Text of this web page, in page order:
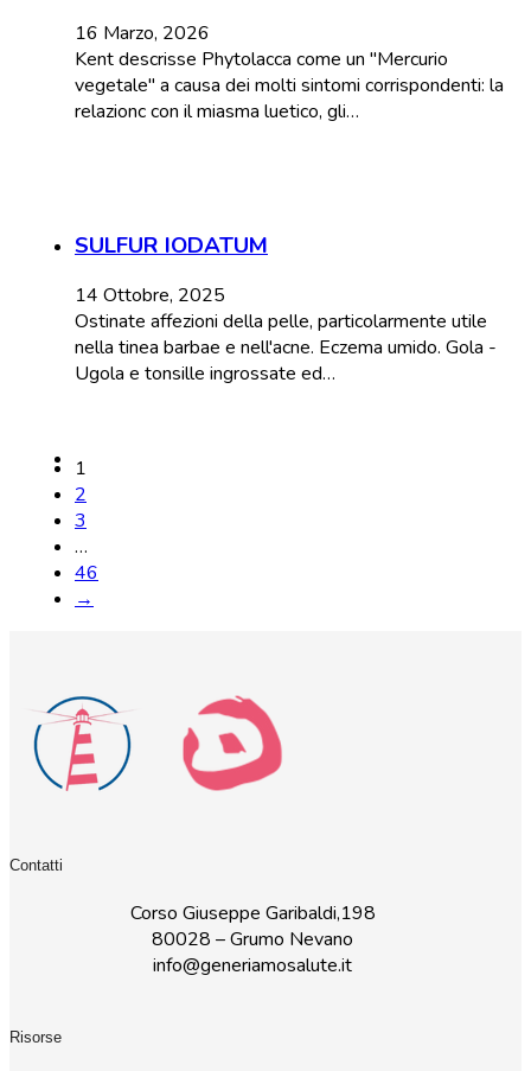
16 Marzo, 2026
Kent descrisse Phytolacca come un "Mercurio
vegetale" a causa dei molti sintomi corrispondenti: la
relazionc con il miasma luetico, gli…
SULFUR IODATUM
14 Ottobre, 2025
Ostinate affezioni della pelle, particolarmente utile
nella tinea barbae e nell'acne. Eczema umido. Gola -
Ugola e tonsille ingrossate ed…
1
2
3
…
46
→
Contatti
Corso Giuseppe Garibaldi,198
80028 – Grumo Nevano
info@generiamosalute.it
Risorse